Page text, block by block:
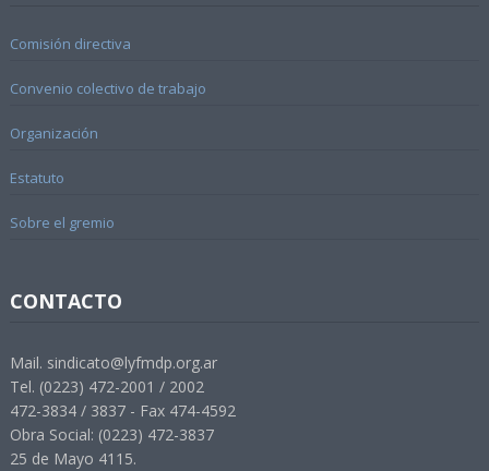
Comisión directiva
Convenio colectivo de trabajo
Organización
Estatuto
Sobre el gremio
CONTACTO
Mail. sindicato@lyfmdp.org.ar
Tel. (0223) 472-2001 / 2002
472-3834 / 3837 - Fax 474-4592
Obra Social: (0223) 472-3837
25 de Mayo 4115.